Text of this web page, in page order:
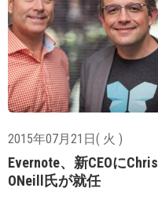
2015年07月21日( 火 )
Evernote、新CEOにChris
ONeill氏が就任